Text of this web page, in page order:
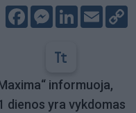
FacebookMessenger
LinkedIn
Email
informuoja,
dienos yra vykdomas